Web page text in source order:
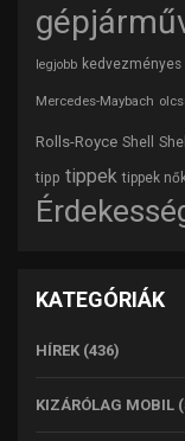
legjobb
Mercedes-Maybach
Rolls-Royce Shell
tipp tippek tippek
KATEGÓRIÁK
HÍREK (436)
KIZÁRÓLAG MOBIL